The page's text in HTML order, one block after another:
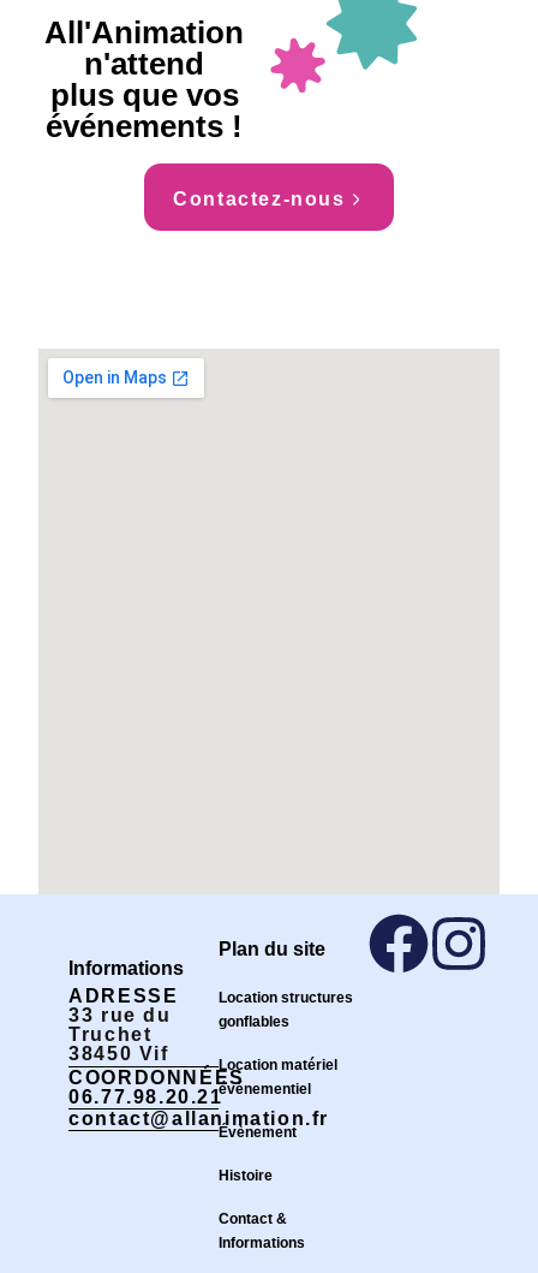
All'Animation
n'attend
plus que vos
événements !
Contactez-nous
Informations
ADRESSE
33 rue du
Truchet
38450 Vif
COORDONNÉES
06.77.98.20.21
contact@allanimation.fr
Plan du site
Location structures
gonflables
Location matériel
événementiel
Évènement
Histoire
Contact &
Informations